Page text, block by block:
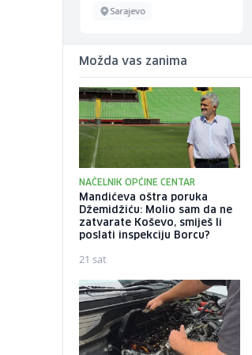
Sarajevo
Možda vas zanima
NAČELNIK OPĆINE CENTAR
Mandićeva oštra poruka
Džemidžiću: Molio sam da ne
zatvarate Koševo, smiješ li
poslati inspekciju Borcu?
21 sat